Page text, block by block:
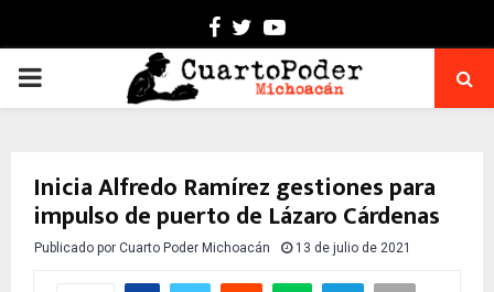
Facebook
TwitterYoutube
PRIMARY
Inicia Alfredo Ramírez gestiones para
impulso de puerto de Lázaro Cárdenas
Publicado por Cuarto Poder Michoacán 13 de julio de 2021